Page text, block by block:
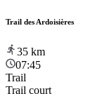
Trail des Ardoisières
35 km
07:45
Trail
Trail court